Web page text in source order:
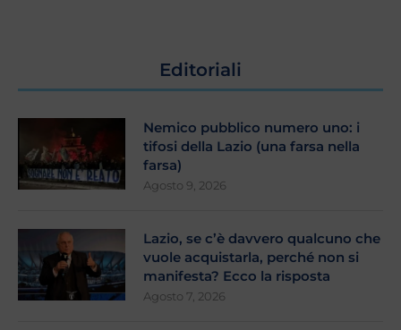
Editoriali
Nemico pubblico numero uno: i
tifosi della Lazio (una farsa nella
farsa)
Agosto 9, 2026
Lazio, se c’è davvero qualcuno che
vuole acquistarla, perché non si
manifesta? Ecco la risposta
Agosto 7, 2026